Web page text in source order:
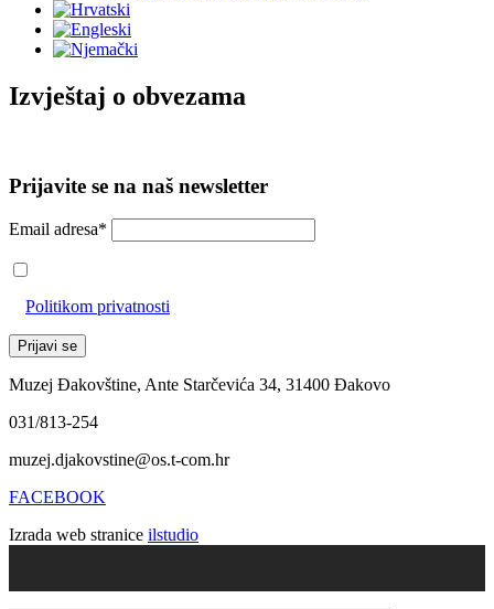
Izvještaj o obvezama
Prijavite se na naš newsletter
Email adresa*
Politikom privatnosti
Muzej Đakovštine, Ante Starčevića 34, 31400 Đakovo
031/813-254
muzej.djakovstine@os.t-com.hr
FACEBOOK
Izrada web stranice ilstudio